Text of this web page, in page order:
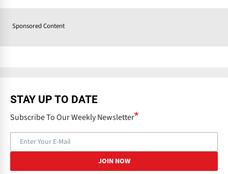
Sponsored Content
STAY UP TO DATE
Subscribe To Our Weekly Newsletter